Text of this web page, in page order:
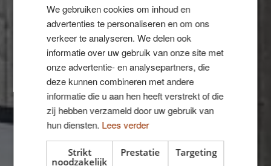
Vakantiewoningen
We gebruiken cookies om inhoud en
advertenties te personaliseren en om ons
verkeer te analyseren. We delen ook
informatie over uw gebruik van onze site met
onze advertentie- en analysepartners, die
deze kunnen combineren met andere
informatie die u aan hen heeft verstrekt of die
zij hebben verzameld door uw gebruik van
hun diensten. Lees verder
Strikt
noodzakelijk
Prestatie Targeting